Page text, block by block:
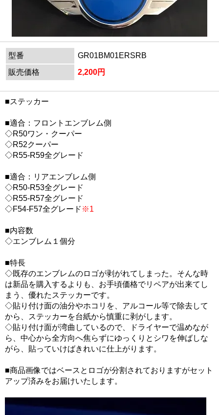
型番
GR01BM01ERSRB
販売価格
2,200円
■ステッカー
■適合：フロントエンブレム側
◇R50ワン・クーパー
◇R52クーパー
◇R55-R59全グレード
■適合：リアエンブレム側
◇R50-R53全グレード
◇R55-R57全グレード
◇F54-F57全グレード ※1
■内容数
◇エンブレム１個分
■特長
◇既存のエンブレムのロゴが剥がれてしまった。そんな時
は新品を購入するよりも、お手頃価格でリペアが出来てし
まう、優れたステッカーです。
◇貼り付け面の油分やホコリを、アルコール等で除去して
から、ステッカーを台紙から慎重に剥がします。
◇貼り付け面が湾曲しているので、ドライヤーで温めなが
ら、中心から全方向へ焦らずにゆっくりとシワを伸ばしな
がら、貼っていけばきれいに仕上がります。
■商品画像ではベースとロゴが分割されておりますがセット
アップ済みをお届けいたします。